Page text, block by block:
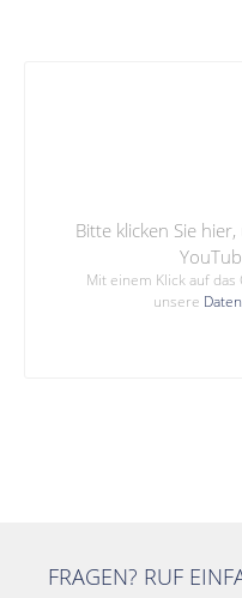
Bitte klicken Sie
Mit einem Klick auf
unsere
FRAGEN? RUF